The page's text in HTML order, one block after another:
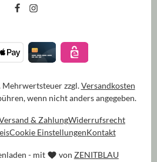
Mehrwertsteuer zzgl.Versandkosten
wenn nicht anders angegeben.
- mit von ZENITBLAU
& ZahlungWiderrufsrecht
Cookie EinstellungenKontakt